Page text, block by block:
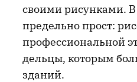
своими рисунками. В
предельно прост:
профессиональной
дельцы, которым
зданий.